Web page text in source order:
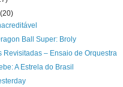
(20)
Ball Super: Broly
Revisitadas – Ensaio de Orquestra
A Estrela do Brasil